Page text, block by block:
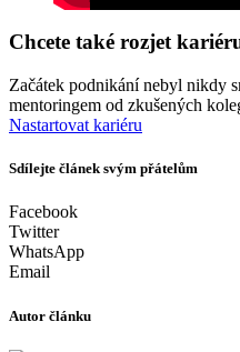
Chcete také rozjet
Začátek podnikání nebyl nikdy
mentoringem od zkušených
Nastartovat kariéru
Sdílejte článek svým přátelům
Facebook
Twitter
WhatsApp
Email
Autor článku